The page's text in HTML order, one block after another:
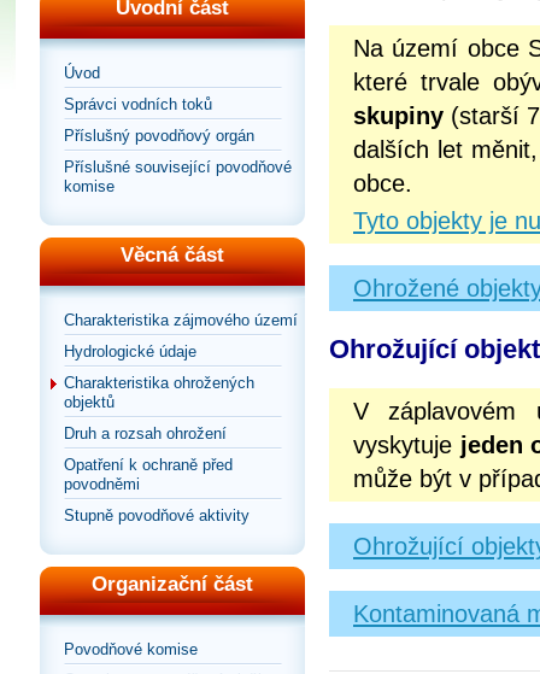
Úvodní část
Úvod
Správci vodních toků
Příslušný povodňový orgán
Příslušné související povodňové
komise
Věcná část
Charakteristika zájmového území
Hydrologické údaje
Charakteristika ohrožených
objektů
Druh a rozsah ohrožení
Opatření k ochraně před
povodněmi
Stupně povodňové aktivity
Organizační část
Povodňové komise
Na území obce
které trvale
skupiny (starší
dalších let
obce.
Tyto objekty je
Ohrožené
Ohrožující
V záplavovém
vyskytuje jeden
může být v
Ohrožující
Kontaminovaná